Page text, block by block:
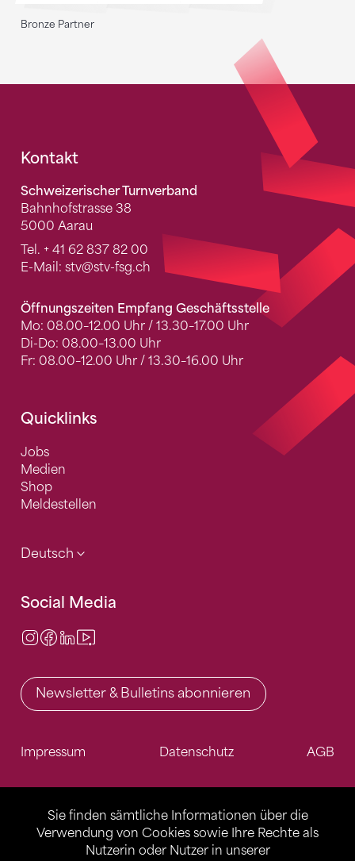
Sie finden sämtliche Informationen über die
Verwendung von Cookies sowie Ihre Rechte als
Nutzerin oder Nutzer in unserer
Bronze Partner
Fusszeile
Kontakt
Schweizerischer Turnverband
Bahnhofstrasse 38
5000 Aarau
Tel. + 41 62 837 82 00
E-Mail: stv@stv-fsg.ch
Öffnungszeiten Empfang Geschäftsstelle
Mo: 08.00–12.00 Uhr / 13.30–17.00 Uhr
Di-Do: 08.00–13.00 Uhr
Fr: 08.00–12.00 Uhr / 13.30–16.00 Uhr
Quicklinks
Jobs
Medien
Shop
Meldestellen
Deutsch
Social Media
Instagram
Facebook
LinkedIn
Newsletter & Bulletins abonnieren
Impressum Datenschutz AGB